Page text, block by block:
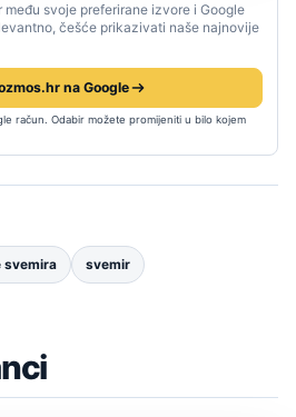
među svoje preferirane izvore i Google
češće prikazivati naše najnovije
na Google
račun. Odabir možete promijeniti u bilo kojem
svemira svemir